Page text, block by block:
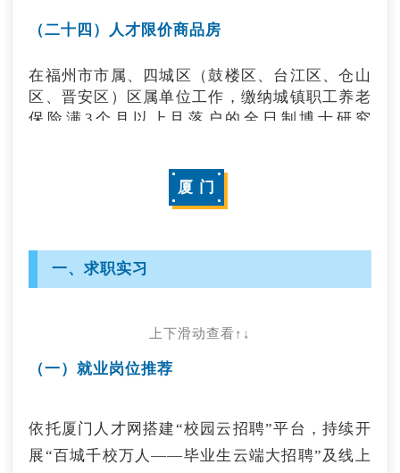
60%（985工程或境外著名大学）的标准发放企
申请渠道：
向所属县（市、区）人社局申报。联系电话：
（十三）三年免费乘坐市内公交地铁
就业的全日制本科及以上学历应届高校毕业生，
且连续缴纳三个月及以上福州市城镇职工养老保
申请渠道：
2.携带申领材料原件前往福州市民卡公司直属营
业点申请办理。
户）并担任法定代表人或负责人，且在创办企业
企业（个体工商户）自工商注册之日起正常运营
6个月及以上且当前仍在正常运营的，可申请1万
元的一次性创业补贴。
1.移动端：闽政通→搜索“福州社保”→就业创业
→一次性创业补贴；
公共就业和人才服务机构申报。
政策咨询电话：0591-83853051。
毕业五年内的全日制普通大中专院校毕业生在福
租用补贴，补贴期限最长不超过2年。
（二十四）人才限价商品房
在福州市市属、四城区（鼓楼区、台江区、仓山
区、晋安区）区属单位工作，缴纳城镇职工养老
保险满3个月以上且落户的全日制博士研究
效期内可分别按市场价8折购买90平方米户型、9
折购买70平方米户型的人才限价商品住房。
（二十五）购房补贴
保险满3个月以上且落户的全日制博士研究
生、“双一流”高校全日制硕士研究生，取得
贴。
厦 门
一、求职实习
上下滑动查看↑↓
（一）就业岗位推荐
依托厦门人才网搭建“校园云招聘”平台，持续开
展“百城千校万人——毕业生云端大招聘”及线上